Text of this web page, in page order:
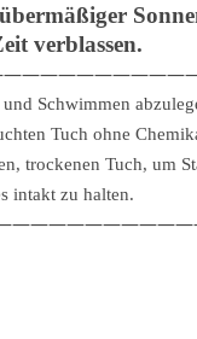
verblassen.
Schwimmen
Tuch ohne
trockenen Tuch, um
intakt zu halten.